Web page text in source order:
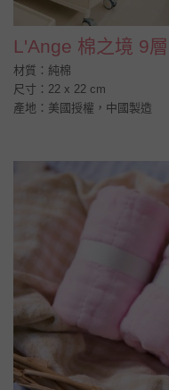
L'Ange 棉之境 9
材質：純棉
尺寸：22 x 22 cm
產地：美國授權，中國製造